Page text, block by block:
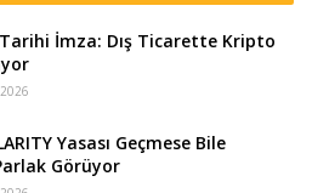
İmza: Dış Ticarette Kripto
Yasası Geçmese Bile
Görüyor